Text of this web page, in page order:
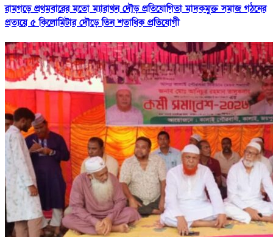
রামগড়ে প্রথমবারের মতো ম্যারাথন দৌড় প্রতিযোগিতা মাদকমুক্ত সমাজ গঠনের
প্রত্যয়ে ৫ কিলোমিটার দৌড়ে তিন শতাধিক প্রতিযোগী